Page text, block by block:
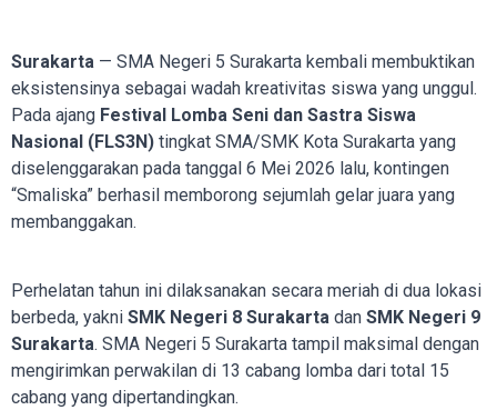
Surakarta — SMA Negeri 5 Surakarta kembali membuktikan
eksistensinya sebagai wadah kreativitas siswa yang unggul.
Pada ajang Festival Lomba Seni dan Sastra Siswa
Nasional (FLS3N) tingkat SMA/SMK Kota Surakarta yang
diselenggarakan pada tanggal 6 Mei 2026 lalu, kontingen
“Smaliska” berhasil memborong sejumlah gelar juara yang
membanggakan.
Perhelatan tahun ini dilaksanakan secara meriah di dua lokasi
berbeda, yakni SMK Negeri 8 Surakarta dan SMK Negeri 9
Surakarta. SMA Negeri 5 Surakarta tampil maksimal dengan
mengirimkan perwakilan di 13 cabang lomba dari total 15
cabang yang dipertandingkan.